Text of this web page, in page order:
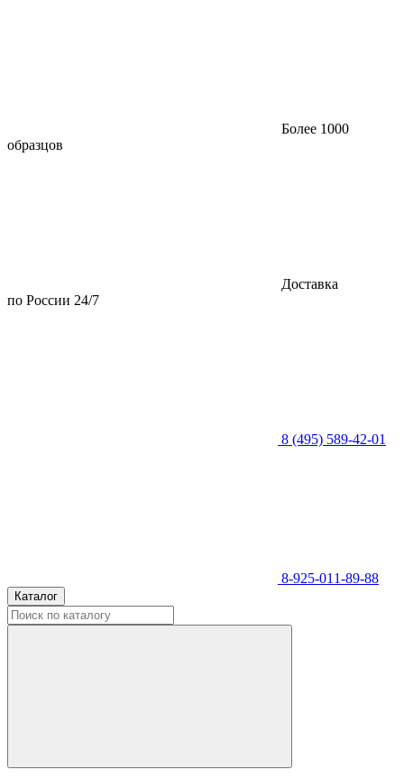
Более 1000
образцов
Доставка
по России 24/7
8 (495) 589-42-01
8-925-011-89-88
Каталог